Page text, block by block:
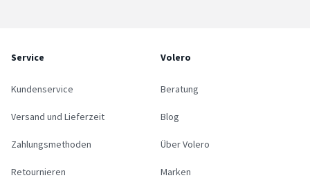
Service
Kundenservice
Versand und Lieferzeit
Zahlungsmethoden
Retournieren
Volero
Beratung
Blog
Über Volero
Marken